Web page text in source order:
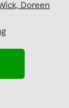
Doreen